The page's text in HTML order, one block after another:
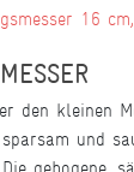
16
den kleinen
und